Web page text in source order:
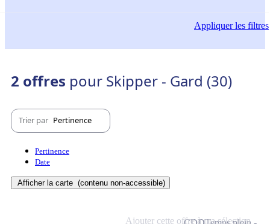
Appliquerles filtres
2 offres pour Skipper - Gard (30)
Trier par Pertinence
Pertinence
Date
Afficher la carte (contenu non-accessible)
Ajouter cette offre à ma sélection